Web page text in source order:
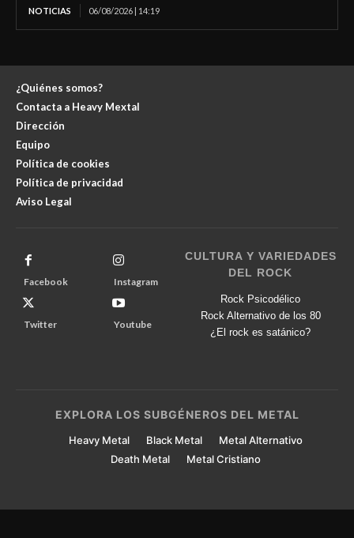
NOTICIAS 06/08/2026 | 14:19
¿Quiénes somos?
Contacta a Heavy Mextal
Dirección
Equipo
Política de cookies
Política de privacidad
Aviso Legal
Facebook Instagram
Twitter Youtube
CULTURA Y VARIEDADES
DEL ROCK
Rock Psicodélico
Rock Alternativo de los 80
¿El rock es satánico?
EXPLORA LOS SUBGÉNEROS DEL METAL
Heavy Metal Black Metal
Metal Alternativo
Death Metal
Metal Cristiano